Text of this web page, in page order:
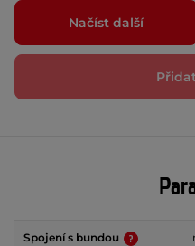
Načíst další
Spojení s bundou